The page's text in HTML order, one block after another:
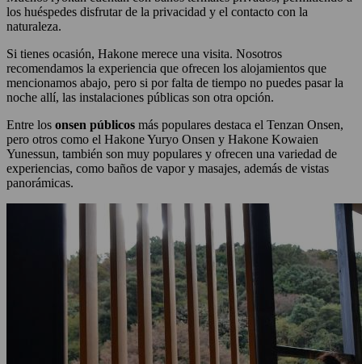
los huéspedes disfrutar de la privacidad y el contacto con la
naturaleza.
Si tienes ocasión, Hakone merece una visita. Nosotros
recomendamos la experiencia que ofrecen los alojamientos que
mencionamos abajo, pero si por falta de tiempo no puedes pasar la
noche allí, las instalaciones públicas son otra opción.
Entre los onsen públicos más populares destaca el Tenzan Onsen,
pero otros como el Hakone Yuryo Onsen y Hakone Kowaien
Yunessun, también son muy populares y ofrecen una variedad de
experiencias, como baños de vapor y masajes, además de vistas
panorámicas.